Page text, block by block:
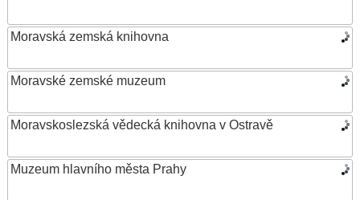
Moravská zemská knihovna
Moravské zemské muzeum
Moravskoslezská vědecká knihovna v Ostravě
Muzeum hlavního města Prahy